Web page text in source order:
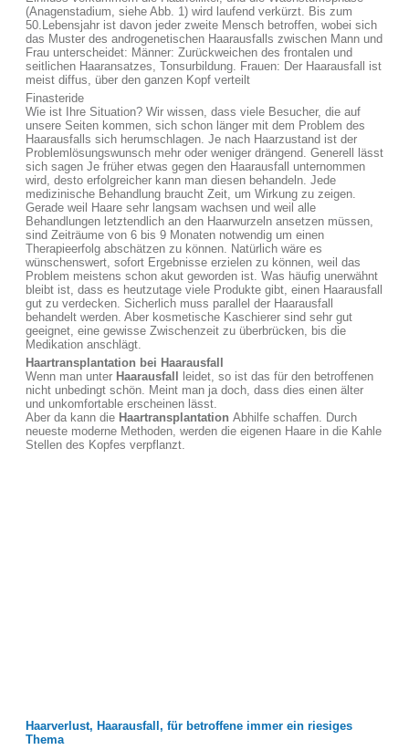
(Anagenstadium, siehe Abb. 1) wird laufend verkürzt. Bis zum
50.Lebensjahr ist davon jeder zweite Mensch betroffen, wobei sich
das Muster des androgenetischen Haarausfalls zwischen Mann und
Frau unterscheidet: Männer: Zurückweichen des frontalen und
seitlichen Haaransatzes, Tonsurbildung. Frauen: Der Haarausfall ist
meist diffus, über den ganzen Kopf verteilt
Finasteride
Wie ist Ihre Situation? Wir wissen, dass viele Besucher, die auf
unsere Seiten kommen, sich schon länger mit dem Problem des
Haarausfalls sich herumschlagen. Je nach Haarzustand ist der
Problemlösungswunsch mehr oder weniger drängend. Generell lässt
sich sagen Je früher etwas gegen den Haarausfall unternommen
wird, desto erfolgreicher kann man diesen behandeln. Jede
medizinische Behandlung braucht Zeit, um Wirkung zu zeigen.
Gerade weil Haare sehr langsam wachsen und weil alle
Behandlungen letztendlich an den Haarwurzeln ansetzen müssen,
sind Zeiträume von 6 bis 9 Monaten notwendig um einen
Therapieerfolg abschätzen zu können. Natürlich wäre es
wünschenswert, sofort Ergebnisse erzielen zu können, weil das
Problem meistens schon akut geworden ist. Was häufig unerwähnt
bleibt ist, dass es heutzutage viele Produkte gibt, einen Haarausfall
gut zu verdecken. Sicherlich muss parallel der Haarausfall
behandelt werden. Aber kosmetische Kaschierer sind sehr gut
geeignet, eine gewisse Zwischenzeit zu überbrücken, bis die
Medikation anschlägt.
Haartransplantation bei Haarausfall
Wenn man unter Haarausfall
leidet, so ist das für den betroffenen
nicht unbedingt schön. Meint man ja doch, dass dies einen älter
und unkomfortable erscheinen lässt.
Aber da kann die Haartransplantation Abhilfe schaffen. Durch
neueste moderne Methoden, werden die eigenen Haare in die Kahle
Stellen des Kopfes verpflanzt.
Haarverlust, Haarausfall, für betroffene immer ein riesiges
Thema